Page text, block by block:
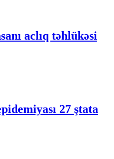
aclıq təhlükəsi
27 ştata